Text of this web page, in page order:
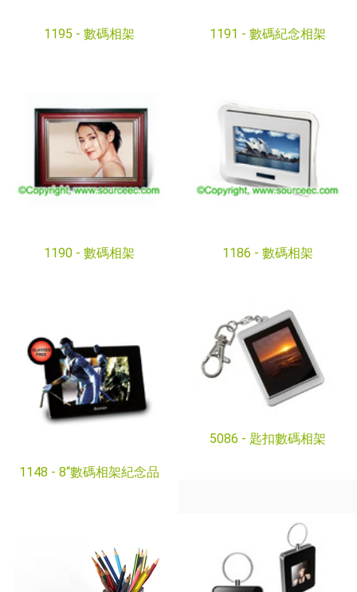
1195 - 數碼相架 1191 - 數碼紀念相架
1190 - 數碼相架 1186 - 數碼相架
1148 - 8“數碼相架紀念品
5086 - 匙扣數碼相架